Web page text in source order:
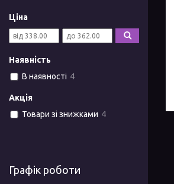
Ціна
Наявність
В наявності 4
Акція
Товари зі знижками 4
Графік роботи